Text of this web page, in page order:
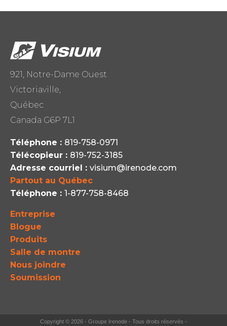
921, Notre-Dame Ouest
Victoriaville,
Québec
Canada G6P 7L1
Téléphone : 819-758-0971
Télécopieur : 819-752-3185
Adresse courriel : visium@irenode.com
Partout au Québec
Téléphone : 1-877-758-8468
Entreprise
Blogue
Produits
Salle de montre
Nous joindre
Soumission
Copyright © 2026 - Groupe Irenode - Tous droits réservés -